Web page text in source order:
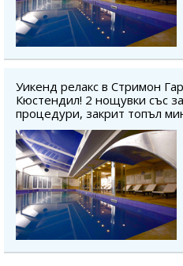
Уикенд релакс в Стримон
Кюстендил! 2 нощувки със
процедури, закрит топъл
стая, SPA & Wellness
г.